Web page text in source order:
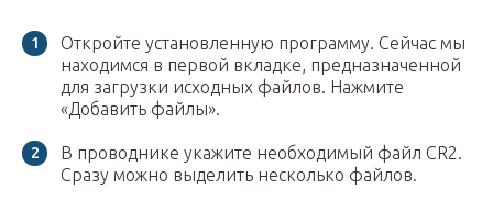
Откройте установленную программу. Сейчас мы
находимся в первой вкладке, предназначенной
для загрузки исходных файлов. Нажмите
«Добавить файлы».
В проводнике укажите необходимый файл CR2.
Сразу можно выделить несколько файлов.